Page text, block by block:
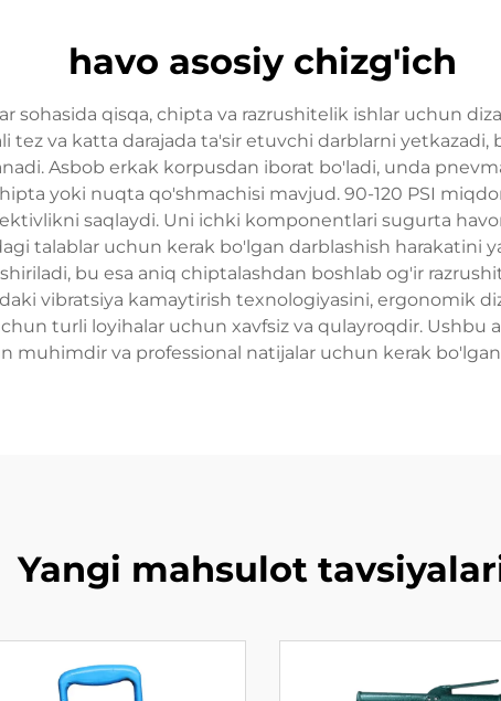
havo asosiy chizg'ich
sohasida qisqa, chipta va razrushitelik ishlar uchun
tez va katta darajada ta'sir etuvchi darblarni yetkazadi,
Asbob erkak korpusdan iborat bo'ladi, unda
yoki nuqta qo'shmachisi mavjud. 90-120 PSI
saqlaydi. Uni ichki komponentlari sugurta
talablar uchun kerak bo'lgan darblashish harakatini
bu esa aniq chiptalashdan boshlab og'ir
vibratsiya kamaytirish texnologiyasini, ergonomik
turli loyihalar uchun xavfsiz va qulayroqdir. Ushbu
muhimdir va professional natijalar uchun kerak
Yangi mahsulot